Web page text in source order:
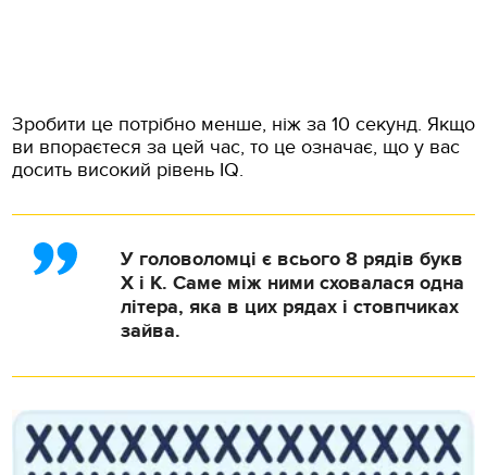
Зробити це потрібно менше, ніж за 10 секунд. Якщо
ви впораєтеся за цей час, то це означає, що у вас
досить високий рівень IQ.
У головоломці є всього 8 рядів букв
X і K. Саме між ними сховалася одна
літера, яка в цих рядах і стовпчиках
зайва.